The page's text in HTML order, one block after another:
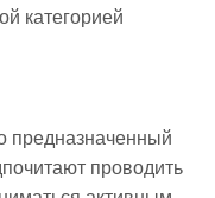
категорией
предназначенный
проводить